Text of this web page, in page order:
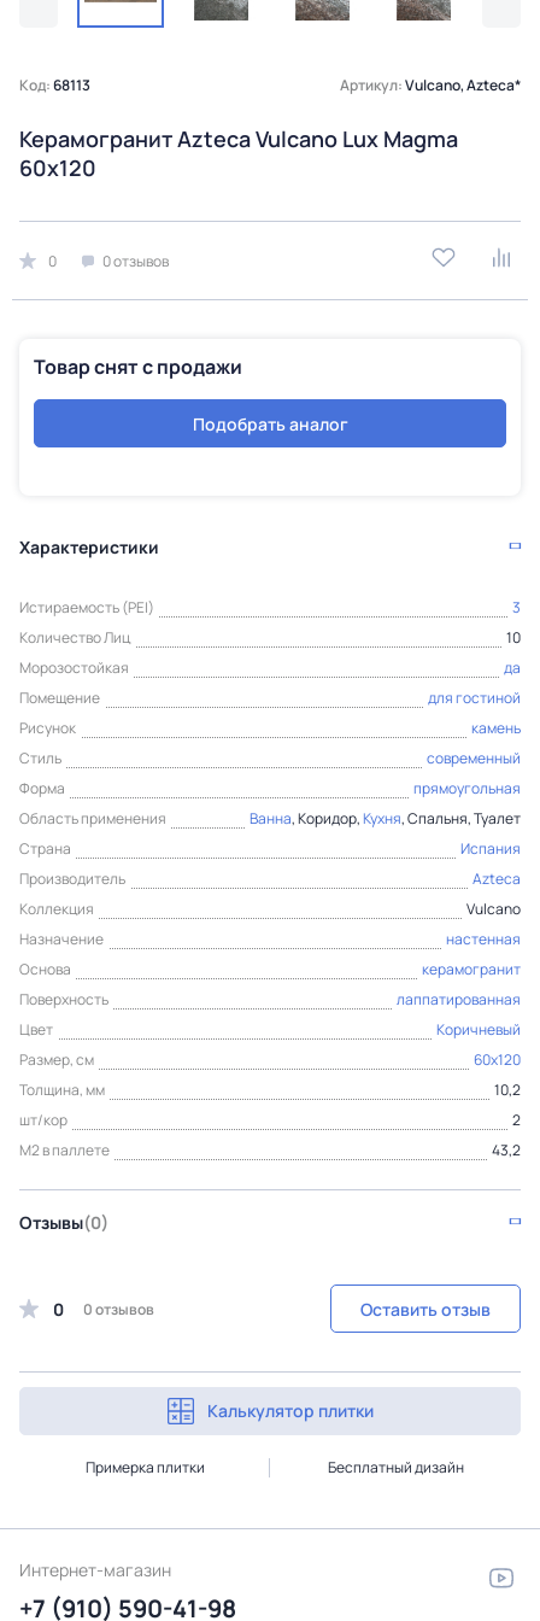
Код:68113 Артикул:Vulcano, Azteca*
Керамогранит Azteca Vulcano Lux Magma
60х120
0 0 отзывов
Товар снят с продажи
Подобрать аналог
Характеристики
Истираемость (PEI)
3
Количество Лиц
10
Морозостойкая
да
Помещение
для гостиной
Рисунок
камень
Стиль
современный
Форма
прямоугольная
Область применения
Ванна, Коридор,Кухня, Спальня, Туалет
Страна
Испания
Производитель
Azteca
Коллекция
Vulcano
Назначение
настенная
Основа
керамогранит
Поверхность
лаппатированная
Цвет
Коричневый
Размер, см
60x120
Толщина, мм
10,2
шт/кор
2
М2 в паллете
43,2
Отзывы(0)
0 0 отзывов Оставить отзыв
Калькулятор плитки
Примерка плитки Бесплатный дизайн
Интернет-магазин
+7 (910) 590-41-98